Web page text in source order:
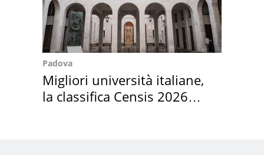
Padova
Migliori università italiane,
la classifica Censis 2026